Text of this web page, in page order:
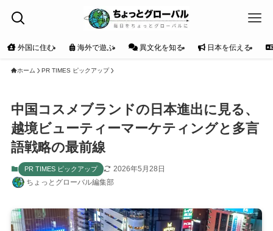
外国に住む 海外で遊ぶ 異文化を知る 日本を伝える
ホーム PR TIMES ピックアップ
中国コスメブランドの日本進出に見る、
越境ビューティーマーケティングと多言
語戦略の最前線
PR TIMES ピックアップ
2026年5月28日
ちょっとグローバル編集部